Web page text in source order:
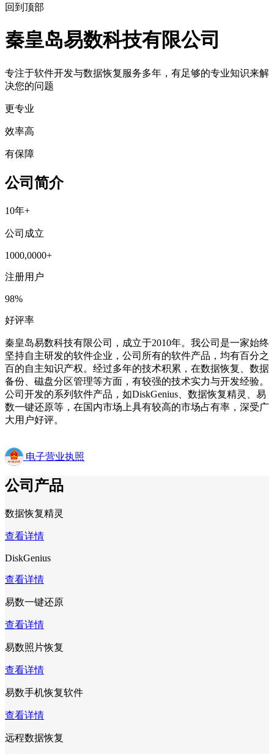
回到顶部
秦皇岛易数科技有限公司
专注于软件开发与数据恢复服务多年，有足够的专业知识来解
决您的问题
更专业
效率高
有保障
公司简介
10年+
公司成立
1000,0000+
注册用户
98%
好评率
秦皇岛易数科技有限公司，成立于2010年。我公司是一家始终
坚持自主研发的软件企业，公司所有的软件产品，均有百分之
百的自主知识产权。经过多年的技术积累，在数据恢复、数据
备份、磁盘分区管理等方面，有较强的技术实力与开发经验。
公司开发的系列软件产品，如DiskGenius、数据恢复精灵、易
数一键还原等，在国内市场上具有较高的市场占有率，深受广
大用户好评。
电子营业执照
公司产品
数据恢复精灵
查看详情
DiskGenius
查看详情
易数一键还原
查看详情
易数照片恢复
查看详情
易数手机恢复软件
查看详情
远程数据恢复